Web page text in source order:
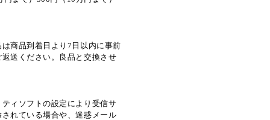
商品到着日より7日以内に事前
送ください。良品と交換させ
ィソフトの設定により受信サ
れている場合や、迷惑メール